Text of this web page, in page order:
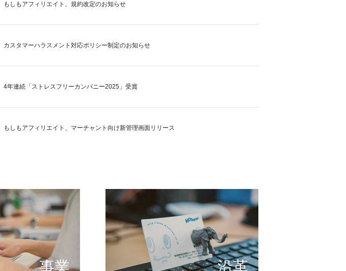
もしもアフィリエイト、規約改定のお知らせ
カスタマーハラスメント対応ポリシー制定のお知らせ
4年連続「ストレスフリーカンパニー2025」受賞
もしもアフィリエイト、マーチャント向け新管理画面リリース
事業
可能性の実現に向けて
提供するサービスの仕組み
沿革